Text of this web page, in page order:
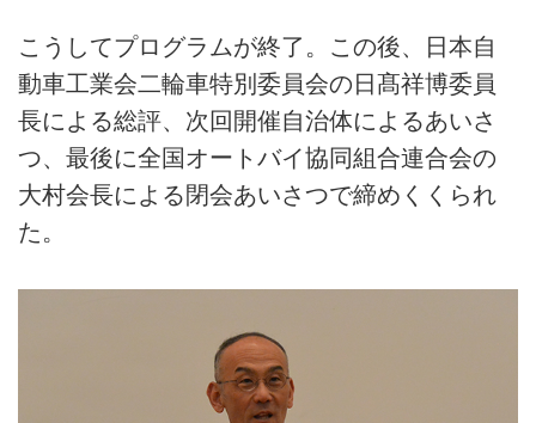
こうしてプログラムが終了。この後、日本自
動車工業会二輪車特別委員会の日髙祥博委員
長による総評、次回開催自治体によるあいさ
つ、最後に全国オートバイ協同組合連合会の
大村会長による閉会あいさつで締めくくられ
た。